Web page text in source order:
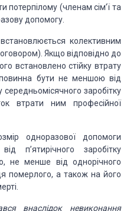
потерпілому (членам сім’ї та
допомогу.
колективним
Якщо відповідно до
встановлено стійку втрату
бути не меншою від
заробітку
втрати ним професійної
одноразової допомоги
п’ятирічного заробітку
не менше від однорічного
померлого, а також на його
внаслідок невиконання